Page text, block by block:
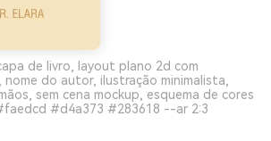
de livro, layout plano 2d com
do autor, ilustração minimalista,
sem cena mockup, esquema de cores
#d4a373 #283618 --ar 2:3